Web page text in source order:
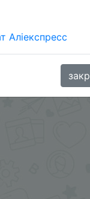
Аліекспресс